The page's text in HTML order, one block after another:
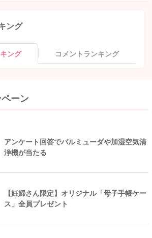
ング
ング コメントランキング
ーン
アンケート回答でバルミューダや加湿空気清
浄機が当たる
【妊婦さん限定】オリジナル「母子手帳ケー
ス」全員プレゼント